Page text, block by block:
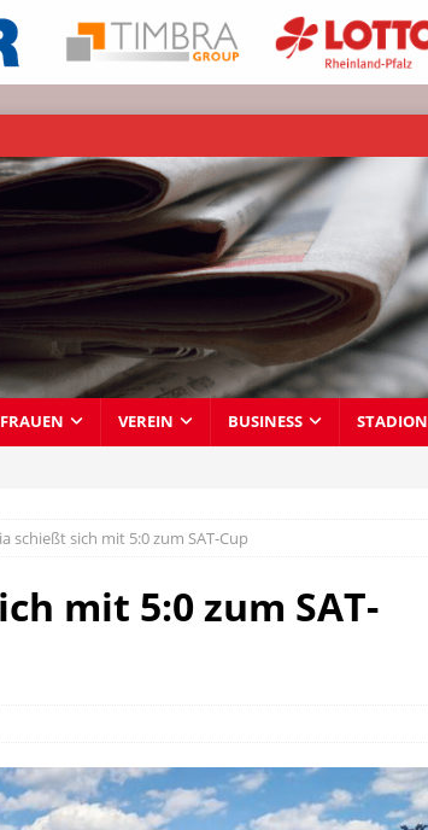
FRAUEN VEREIN BUSINESS STADION
schießt sich mit 5:0 zum SAT-Cup
mit 5:0 zum SAT-